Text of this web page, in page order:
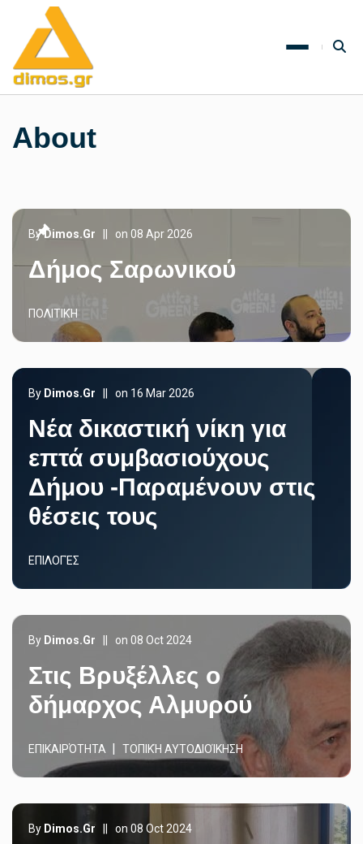
About
ByDimos.gr on 08 Apr 2026
Δήμος Σαρωνικού
ΠΟΛΙΤΙΚΉ
By Dimos.gr on 16 Mar 2026
Νέα δικαστική νίκη για
επτά συμβασιούχους
Δήμου -Παραμένουν στις
θέσεις τους
ΕΠΙΛΟΓΈΣ
By Dimos.gr on 08 Oct 2024
Στις Βρυξέλλες ο
δήμαρχος Αλμυρού
ΕΠΙΚΑΙΡΌΤΗΤΑ ΤΟΠΙΚΉ ΑΥΤΟΔΙΟΊΚΗΣΗ
By Dimos.gr on 08 Oct 2024